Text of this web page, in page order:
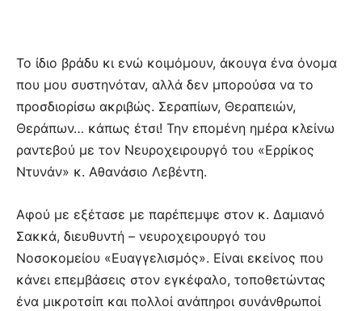
Το ίδιο βράδυ κι ενώ κοιμόμουν, άκουγα ένα όνομα
που μου συστηνόταν, αλλά δεν μπορούσα να το
προσδιορίσω ακριβώς. Σεραπίων, Θεραπειών,
Θεράπων… κάπως έτσι! Την επομένη ημέρα κλείνω
ραντεβού με τον Νευροχειρουργό του «Ερρίκος
Ντυνάν» κ. Αθανάσιο Λεβέντη.
Αφού με εξέτασε με παρέπεμψε στον κ. Δαμιανό
Σακκά, διευθυντή – νευροχειρουργό του
Νοσοκομείου «Ευαγγελισμός». Είναι εκείνος που
κάνει επεμβάσεις στον εγκέφαλο, τοποθετώντας
ένα μικροτσίπ και πολλοί ανάπηροι συνάνθρωποί